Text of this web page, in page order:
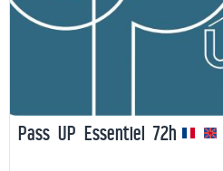
Pass UP Essentiel 72h